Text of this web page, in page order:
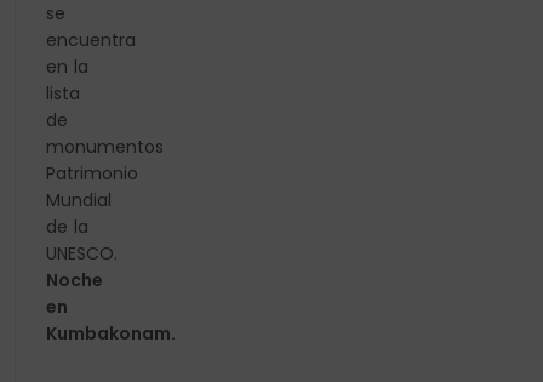
se
encuentra
en la
lista
de
monumentos
Patrimonio
Mundial
de la
UNESCO.
Noche
en
Kumbakonam.